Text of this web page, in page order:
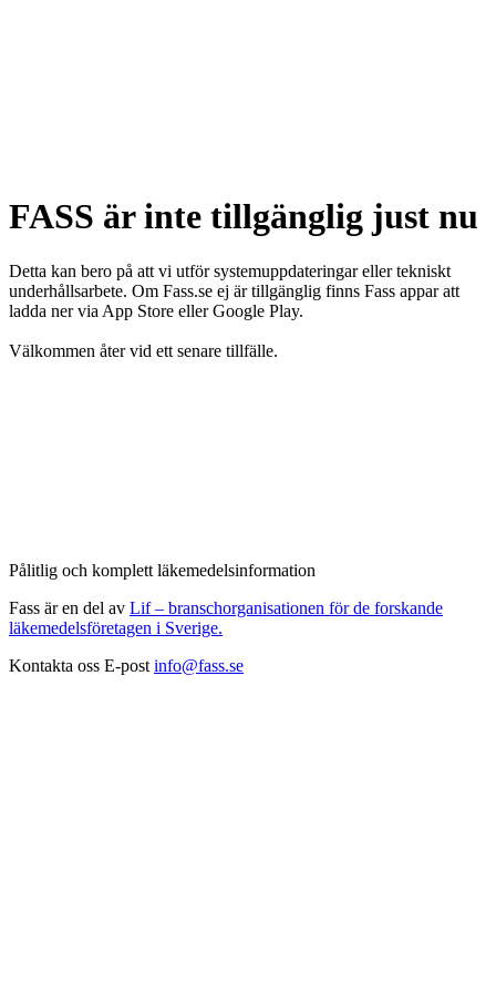
FASS är inte tillgänglig just nu
Detta kan bero på att vi utför systemuppdateringar eller tekniskt
underhållsarbete. Om Fass.se ej är tillgänglig finns Fass appar att
ladda ner via App Store eller Google Play.
Välkommen åter vid ett senare tillfälle.
Pålitlig och komplett läkemedelsinformation
Fass är en del av Lif – branschorganisationen för de forskande
läkemedelsföretagen i Sverige.
Kontakta oss E-post info@fass.se